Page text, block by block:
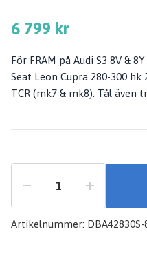
6 799 kr
För FRAM på Audi S3 8V &
Seat Leon Cupra 280-300
TCR (mk7 & mk8). Tål även
Artikelnummer: DBA42830S-